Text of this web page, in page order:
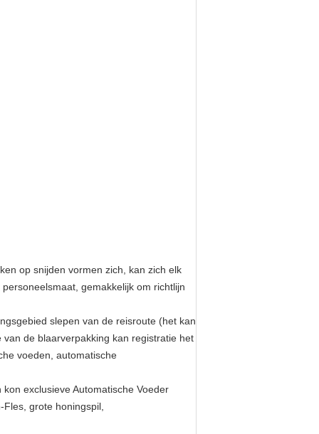
op snijden vormen zich, kan zich elk
gemakkelijk om richtlijn
slepen van de reisroute (het kan
de blaarverpakking kan registratie het
voeden, automatische
exclusieve Automatische Voeder
grote honingspil,